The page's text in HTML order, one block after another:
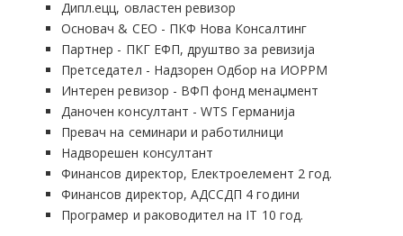
Дипл.ецц, овластен ревизор
Основач & CEO - ПКФ Нова Консалтинг
Партнер - ПКГ ЕФП, друштво за ревизија
Претседател - Надзорен Одбор на ИОРРМ
Интерен ревизор - ВФП фонд менаџмент
Даночен консултант - WTS Германија
Превач на семинари и работилници
Надворешен консултант
Финансов директор, Електроелемент 2 год.
Финансов директор, АДССДП 4 години
Програмер и раководител на IT 10 год.